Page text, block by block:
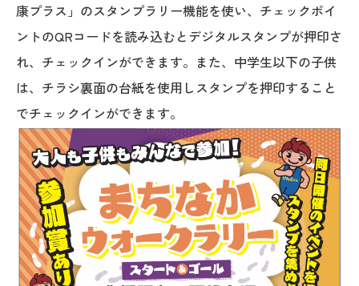
康プラス」のスタンプラリー機能を使い、チェックポイ
ントのQRコードを読み込むとデジタルスタンプが押印さ
れ、チェックインができます。また、中学生以下の子供
は、チラシ裏面の台紙を使用しスタンプを押印すること
でチェックインができます。